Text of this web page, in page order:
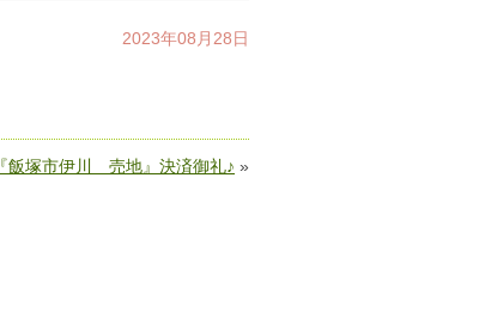
2023年08月28日
『飯塚市伊川 売地』決済御礼♪ »